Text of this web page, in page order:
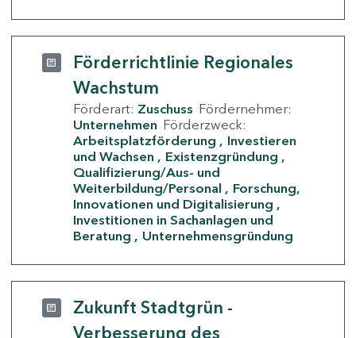
Förderrichtlinie Regionales
Wachstum
Förderart: Zuschuss Fördernehmer:
Unternehmen Förderzweck:
Arbeitsplatzförderung
Investieren
und Wachsen
Existenzgründung
Qualifizierung/Aus- und
Weiterbildung/Personal
Forschung,
Innovationen und Digitalisierung
Investitionen in Sachanlagen und
Beratung
Unternehmensgründung
Zukunft Stadtgrün -
Verbesserung des